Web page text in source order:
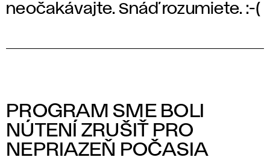
neočakávajte. Snáď rozumiete. :-(
PROGRAM SME BOLI
NÚTENÍ ZRUŠIŤ PRO
NEPRIAZEŇ POČASIA